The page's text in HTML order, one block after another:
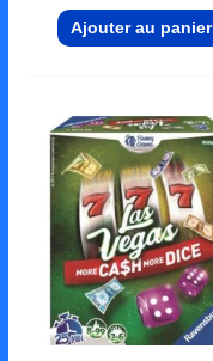
Ajouter au panier